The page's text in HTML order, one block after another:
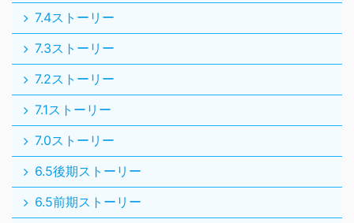
7.4ストーリー
7.3ストーリー
7.2ストーリー
7.1ストーリー
7.0ストーリー
6.5後期ストーリー
6.5前期ストーリー